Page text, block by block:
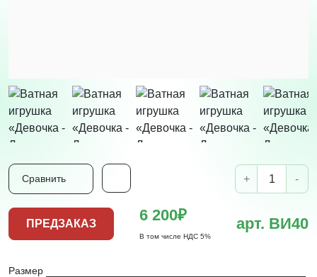
Сравнить + -
ПРЕДЗАКАЗ 6 200₽
В том числе НДС 5%
арт. ВИ40
Размер